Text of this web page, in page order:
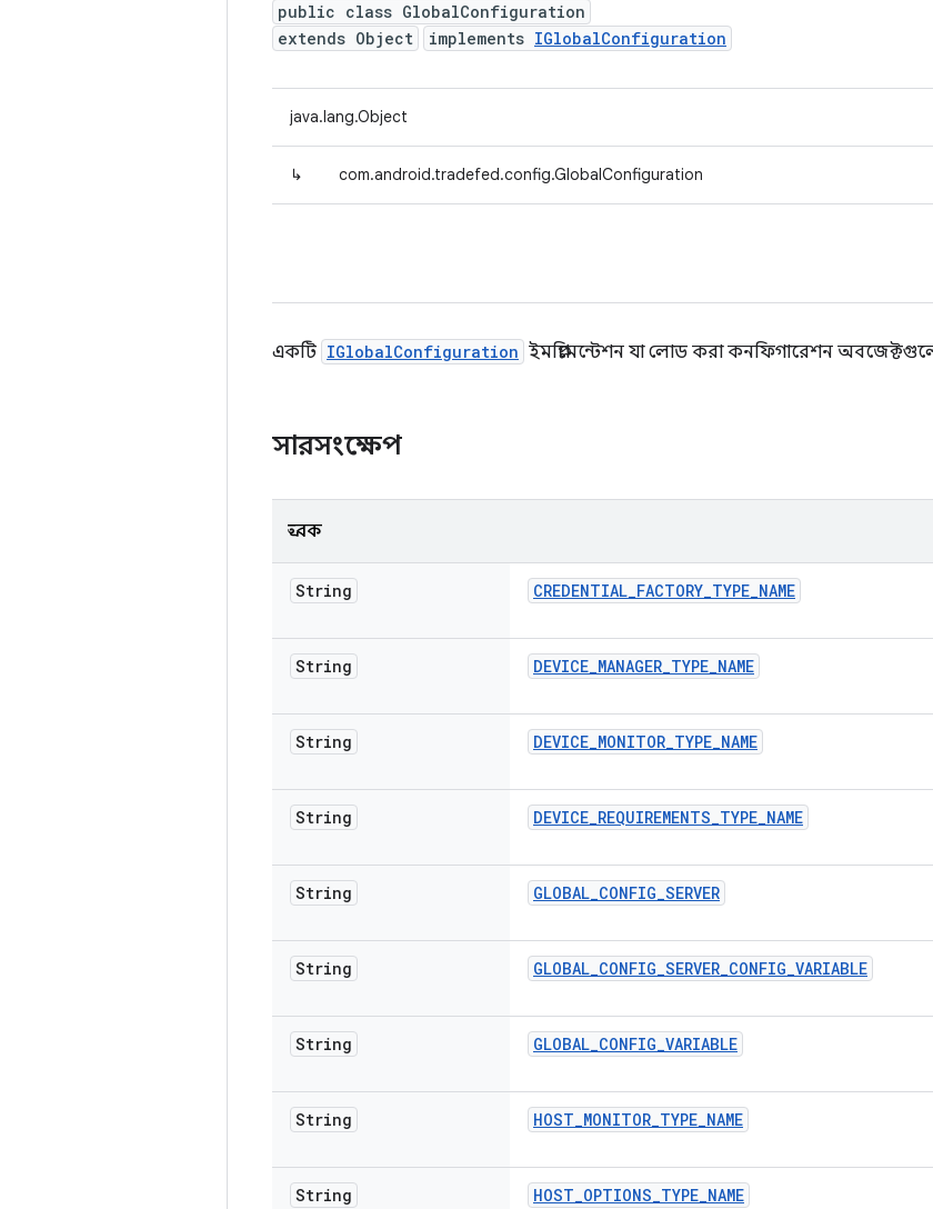
public class GlobalConfiguration
extends Object
implements IGlobalConfiguration
java.lang.Object
↳ com.android.tradefed.config.GlobalConfiguration
একটি IGlobalConfiguration ইমপ্লিমেন্টেশন যা লোড করা কনফিগারেশন
সারসংক্ষেপ
ধ্রুবক
String CREDENTIAL_FACTORY_TYPE_NAME
String DEVICE_MANAGER_TYPE_NAME
String DEVICE_MONITOR_TYPE_NAME
String DEVICE_REQUIREMENTS_TYPE_NAME
String GLOBAL_CONFIG_SERVER
String GLOBAL_CONFIG_SERVER_CONFIG_VARIABLE
String GLOBAL_CONFIG_VARIABLE
String HOST_MONITOR_TYPE_NAME
String HOST_OPTIONS_TYPE_NAME